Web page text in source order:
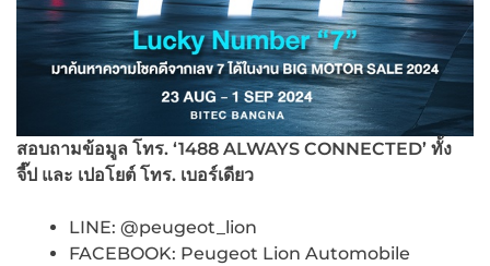
สอบถามข้อมูล โทร. ‘1488 ALWAYS CONNECTED’ ทั้ง
จี๊ป และ เปอโยต์ โทร. เบอร์เดียว
LINE: @peugeot_lion
FACEBOOK: Peugeot Lion Automobile